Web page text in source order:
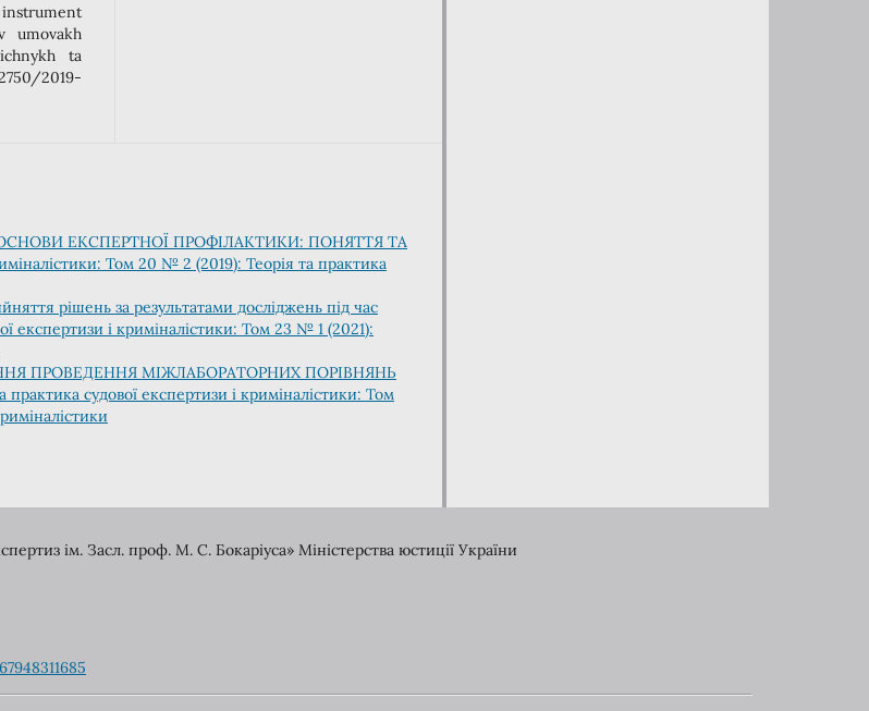
umovakh
ta
2019-
ЕКСПЕРТНОЇ ПРОФІЛАКТИКИ: ПОНЯТТЯ ТА
Том 20 № 2 (2019): Теорія та практика
рішень за результатами досліджень під час
експертизи і криміналістики: Том 23 № 1 (2021):
ПРОВЕДЕННЯ МІЖЛАБОРАТОРНИХ ПОРІВНЯНЬ
практика судової експертизи і криміналістики: Том
ім. Засл. проф. М. С. Бокаріуса» Міністерства юстиції України